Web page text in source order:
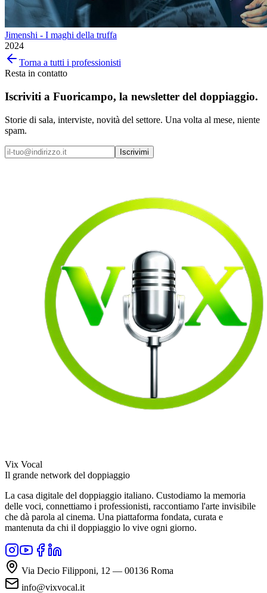
Jimenshi - I maghi della truffa
2024
Torna a tutti i professionisti
Resta in contatto
Iscriviti a Fuoricampo, la newsletter del doppiaggio.
Storie di sala, interviste, novità del settore. Una volta al mese, niente
spam.
Iscrivimi
Vix Vocal
Il grande network del doppiaggio
La casa digitale del doppiaggio italiano. Custodiamo la memoria
delle voci, connettiamo i professionisti, raccontiamo l'arte invisibile
che dà parola al cinema. Una piattaforma fondata, curata e
mantenuta da chi il doppiaggio lo vive ogni giorno.
Via Decio Filipponi, 12 — 00136 Roma
info@vixvocal.it